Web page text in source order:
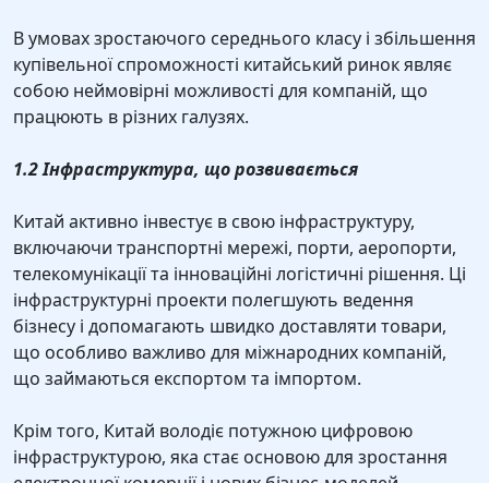
В умовах зростаючого середнього класу і збільшення
купівельної спроможності китайський ринок являє
собою неймовірні можливості для компаній, що
працюють в різних галузях.
1.2 Інфраструктура, що розвивається
Китай активно інвестує в свою інфраструктуру,
включаючи транспортні мережі, порти, аеропорти,
телекомунікації та інноваційні логістичні рішення. Ці
інфраструктурні проекти полегшують ведення
бізнесу і допомагають швидко доставляти товари,
що особливо важливо для міжнародних компаній,
що займаються експортом та імпортом.
Крім того, Китай володіє потужною цифровою
інфраструктурою, яка стає основою для зростання